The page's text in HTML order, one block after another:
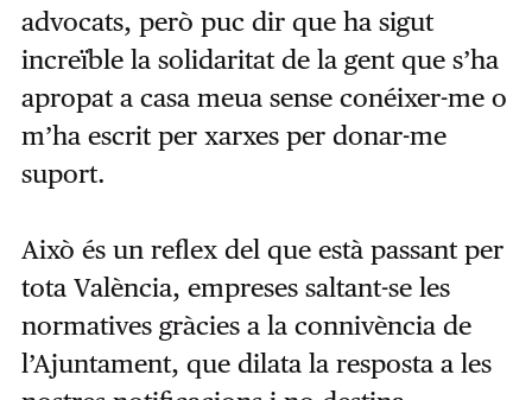
advocats, però puc dir que ha sigut
increïble la solidaritat de la gent que s’ha
apropat a casa meua sense conéixer-me o
m’ha escrit per xarxes per donar-me
suport.
Això és un reflex del que està passant per
tota València, empreses saltant-se les
normatives gràcies a la connivència de
l’Ajuntament, que dilata la resposta a les